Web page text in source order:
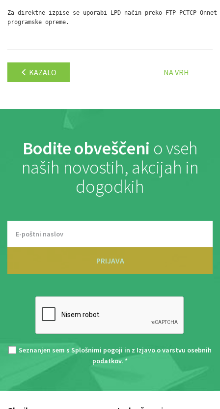
Za direktne izpise se uporabi LPD način preko FTP PCTCP Onnet
programske opreme.
KAZALO NA VRH
Bodite obveščeni o vseh
naših novostih, akcijah in
dogodkih
PRIJAVA
Seznanjen sem s Splošnimi pogoji in z Izjavo o varstvu osebnih
podatkov. *